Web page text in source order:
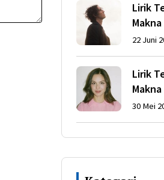
Lirik
dari
22 Juni
Lirik
dari
30 Mei